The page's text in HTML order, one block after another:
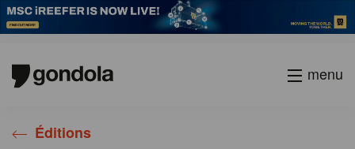
menu
Éditions
academy
society